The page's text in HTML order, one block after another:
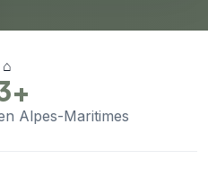
⌂
Alpes-Maritimes